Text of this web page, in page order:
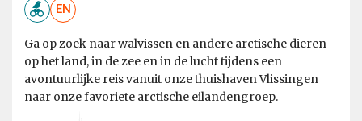
EN
Ga op zoek naar walvissen en andere arctische dieren
op het land, in de zee en in de lucht tijdens een
avontuurlijke reis vanuit onze thuishaven Vlissingen
naar onze favoriete arctische eilandengroep.